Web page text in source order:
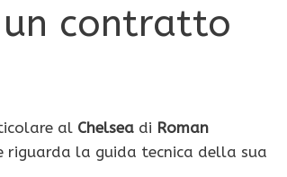
contratto
al Chelsea di Roman
riguarda la guida tecnica della sua